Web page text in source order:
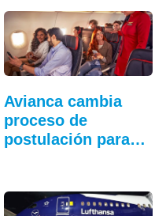
Avianca cambia
proceso de
postulación para